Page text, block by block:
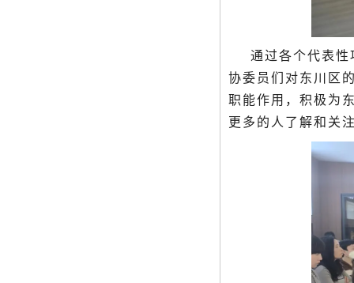
通过各个代表
协委员们对东川区
职能作用，积极为
更多的人了解和关